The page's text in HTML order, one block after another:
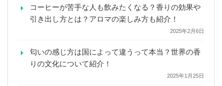
コーヒーが苦手な人も飲みたくなる？香りの効果や
引き出し方とは？アロマの楽しみ方も紹介！
2025年2月6日
匂いの感じ方は国によって違うって本当？世界の香
りの文化について紹介！
2025年1月25日